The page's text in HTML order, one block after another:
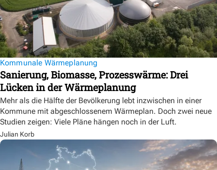
Kommunale Wärmeplanung
Sanierung, Biomasse, Prozesswärme: Drei
Lücken in der Wärmeplanung
Mehr als die Hälfte der Bevölkerung lebt inzwischen in einer
Kommune mit abgeschlossenem Wärmeplan. Doch zwei neue
Studien zeigen: Viele Pläne hängen noch in der Luft.
Julian Korb